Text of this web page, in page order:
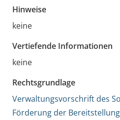
Hinweise
keine
Vertiefende Informationen
keine
Rechtsgrundlage
Verwaltungsvorschrift des
Förderung der